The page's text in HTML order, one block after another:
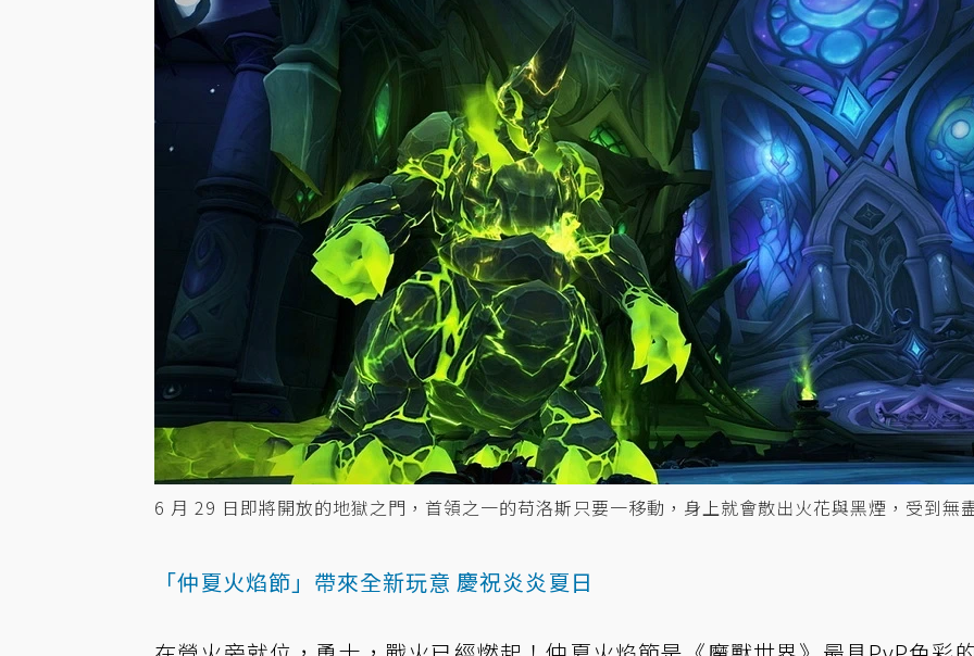
6 月 29 日即將開放的地獄之門，首領之一的苟洛斯只要一移動，身上就會散出火花與黑煙，受到無
「仲夏火焰節」帶來全新玩意 慶祝炎炎夏日